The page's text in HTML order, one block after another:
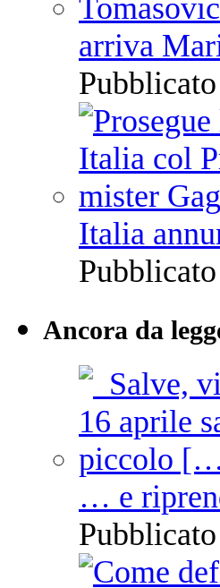
arriva
Italia
Ancora da
… e